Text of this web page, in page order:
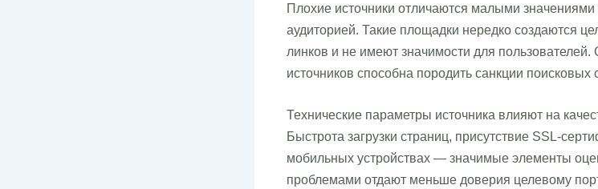
Плохие источники отличаются малыми
аудиторией. Такие площадки нередко создаются
линков и не имеют значимости для
источников способна породить санкции поисковых
Технические параметры источника влияют на
Быстрота загрузки страниц, присутствие SSL-
мобильных устройствах — значимые элементы
проблемами отдают меньше доверия целевому